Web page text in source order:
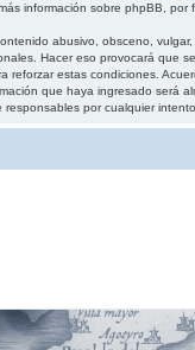
información sobre phpBB, por
abusivo, obsceno,
Hacer eso provocará que
reforzar estas condiciones.
que haya ingresado será
por cualquier